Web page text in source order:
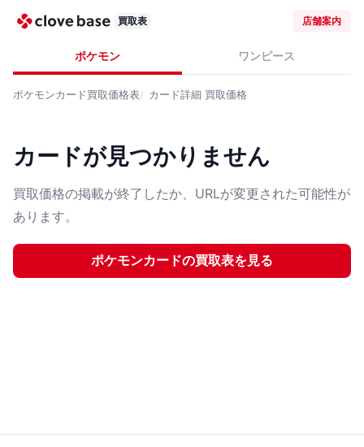
買取表 店舗案内
ポケモン ワンピース
ポケモンカード買取価格表 カード詳細 買取価格
カードが見つかりません
買取価格の掲載が終了したか、URLが変更された可能性が
あります。
ポケモンカードの買取表を見る